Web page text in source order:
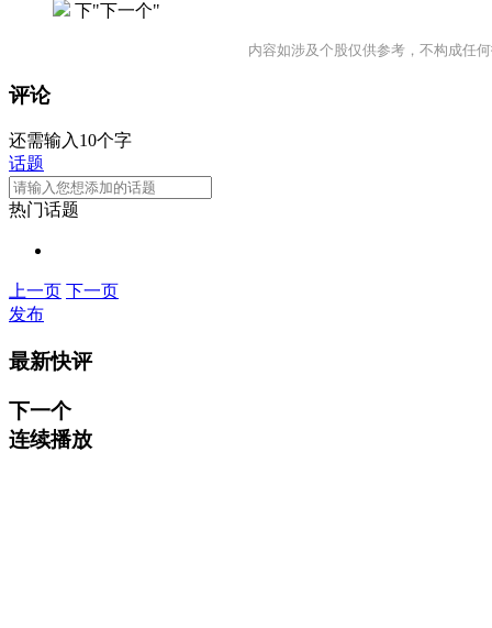
下"下一个"
内容如涉及个股仅供参考，不构成任
评论
还需输入10个字
话题
热门话题
上一页 下一页
发布
最新快评
下一个
连续播放